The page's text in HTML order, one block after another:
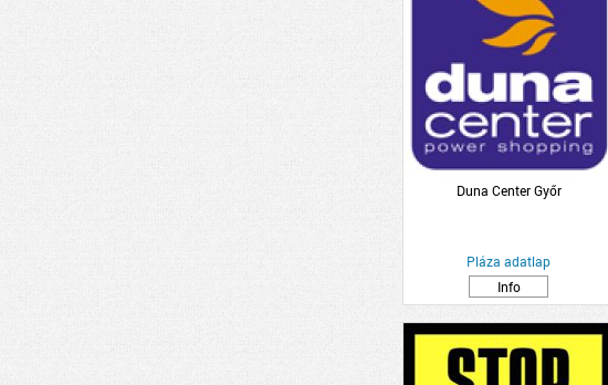
Duna Center Győr
Pláza adatlap
Info